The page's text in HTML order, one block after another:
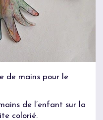
de mains pour le
de l’enfant sur la
colorié.